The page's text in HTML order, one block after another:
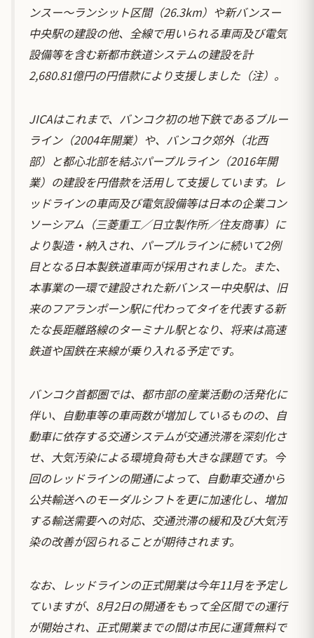
ンスー～ランシット区間（26.3km）や新バンスー
中央駅の建設の他、全線で用いられる車両及び電気
設備等を含む新都市鉄道システムの建設を計
2,680.81億円の円借款により支援しました（注）。
JICAはこれまで、バンコク初の地下鉄であるブルー
ライン（2004年開業）や、バンコク郊外（北西
部）と都心北部を結ぶパープルライン（2016年開
業）の建設を円借款を活用して支援しています。レ
ッドラインの車両及び電気設備等は日本の企業コン
ソーシアム（三菱重工／日立製作所／住友商事）に
より製造・納入され、パープルラインに続いて2例
目となる日本製鉄道車両が採用されました。また、
本事業の一環で建設された新バンスー中央駅は、旧
来のフアランポーン駅に代わってタイを代表する新
たな長距離路線のターミナル駅となり、将来は高速
鉄道や国鉄在来線が乗り入れる予定です。
バンコク首都圏では、都市部の産業活動の活発化に
伴い、自動車等の車両数が増加しているものの、自
動車に依存する交通システムが交通渋滞を深刻化さ
せ、大気汚染による環境負荷も大きな課題です。今
回のレッドラインの開通によって、自動車交通から
公共輸送へのモーダルシフトを更に加速化し、増加
する輸送需要への対応、交通渋滞の緩和及び大気汚
染の改善が図られることが期待されます。
なお、レッドラインの正式開業は今年11月を予定し
ていますが、8月2日の開通をもって全区間での運行
が開始され、正式開業までの間は市民に運賃無料で